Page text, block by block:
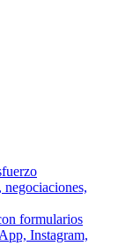
formularios
Instagram,